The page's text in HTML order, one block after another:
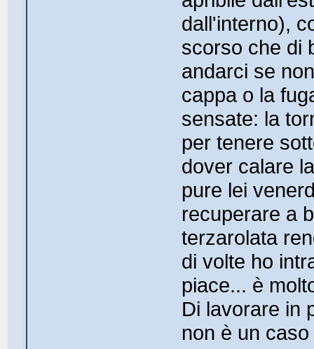
dall'interno),
scorso che di
andarci se
cappa o la
sensate: la
per tenere
dover calare
pure lei
recuperare a
terzarolata
di volte ho
piace... è
Di lavorare in
non è un